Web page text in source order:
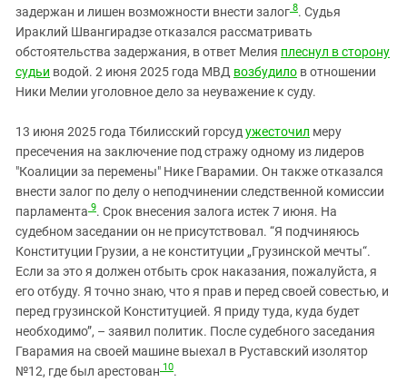
задержан и лишен возможности внести залог 8. Судья
Ираклий Швангирадзе отказался рассматривать
обстоятельства задержания, в ответ Мелия плеснул в сторону
судьи водой. 2 июня 2025 года МВД возбудило в отношении
Ники Мелии уголовное дело за неуважение к суду.
13 июня 2025 года Тбилисский горсуд ужесточил меру
пресечения на заключение под стражу одному из лидеров
"Коалиции за перемены" Нике Гварамии. Он также отказался
внести залог по делу о неподчинении следственной комиссии
парламента 9. Срок внесения залога истек 7 июня. На
судебном заседании он не присутствовал. “Я подчиняюсь
Конституции Грузии, а не конституции „Грузинской мечты“.
Если за это я должен отбыть срок наказания, пожалуйста, я
его отбуду. Я точно знаю, что я прав и перед своей совестью, и
перед грузинской Конституцией. Я приду туда, куда будет
необходимо”, – заявил политик. После судебного заседания
Гварамия на своей машине выехал в Руставский изолятор
№12, где был арестован 10.